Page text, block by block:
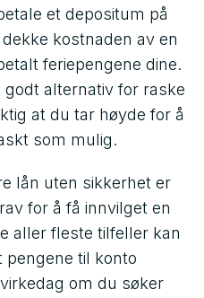
et depositum på
kostnaden av en
feriepengene dine.
alternativ for raske
at du tar høyde for å
som mulig.
lån uten sikkerhet er
for å få innvilget en
aller fleste tilfeller kan
til konto
om du søker